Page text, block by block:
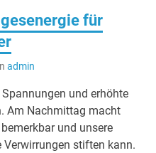
für
admin
und erhöhte
Am Nachmittag macht
und unsere
Verwirrungen stiften kann.